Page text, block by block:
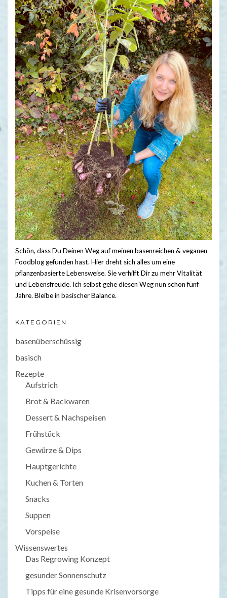
Schön, dass Du Deinen Weg auf meinen basenreichen & veganen
Foodblog gefunden hast. Hier dreht sich alles um eine
pflanzenbasierte Lebensweise. Sie verhilft Dir zu mehr Vitalität
und Lebensfreude. Ich selbst gehe diesen Weg nun schon fünf
Jahre. Bleibe in basischer Balance.
KATEGORIEN
basenüberschüssig
basisch
Rezepte
Aufstrich
Brot & Backwaren
Dessert & Nachspeisen
Frühstück
Gewürze & Dips
Hauptgerichte
Kuchen & Torten
Snacks
Suppen
Vorspeise
Wissenswertes
Das Regrowing Konzept
gesunder Sonnenschutz
Tipps für eine gesunde Krisenvorsorge